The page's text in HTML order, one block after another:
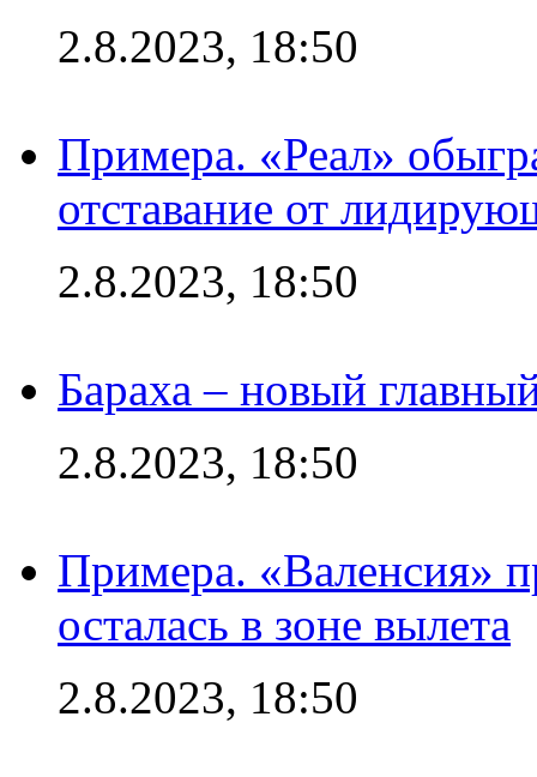
2.8.2023, 18:50
Примера. «Реал»
отставание от
2.8.2023, 18:50
Бараха – новый
2.8.2023, 18:50
Примера. «Валенсия»
осталась в зоне вылета
2.8.2023, 18:50